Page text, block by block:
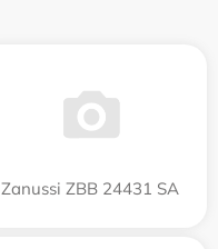
Zanussi ZBB 24431 SA